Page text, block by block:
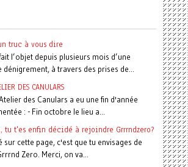
truc à vous dire
l’objet depuis plusieurs mois d’une
dénigrement, à travers des prises de...
DES CANULARS
des Canulars a eu une fin d'année
: - Fin octobre le lieu a...
tu t'es enfin décidé à rejoindre Grrrndzero?
sur cette page, c'est que tu envisages de
Zero. Merci, on va...